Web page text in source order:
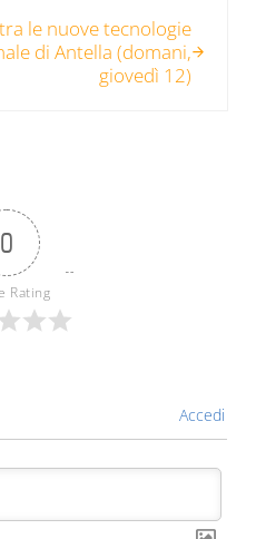
le nuove tecnologie
di Antella (domani,
giovedì 12)
0
Rating
Accedi